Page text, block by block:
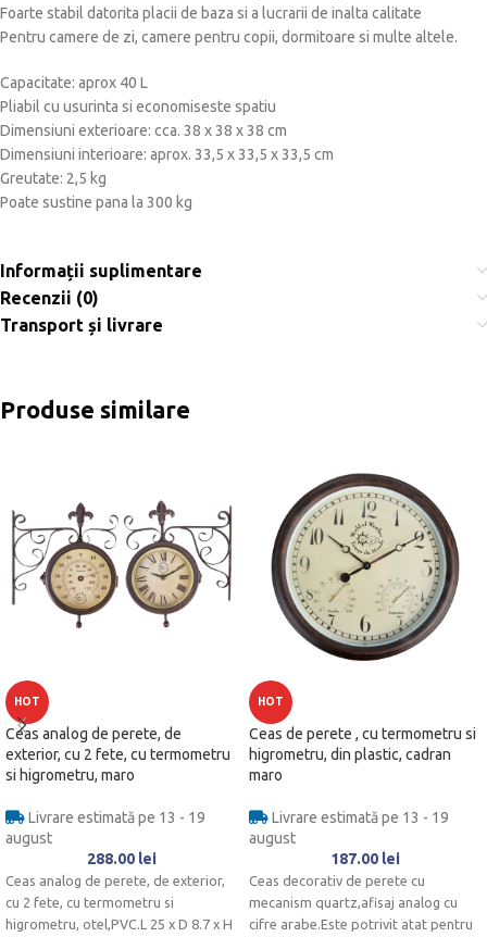
Foarte stabil datorita placii de baza si a lucrarii de inalta calitate
Pentru camere de zi, camere pentru copii, dormitoare si multe altele.
Capacitate: aprox 40 L
Pliabil cu usurinta si economiseste spatiu
Dimensiuni exterioare: cca. 38 x 38 x 38 cm
Dimensiuni interioare: aprox. 33,5 x 33,5 x 33,5 cm
Greutate: 2,5 kg
Poate sustine pana la 300 kg
Informații suplimentare
Recenzii (0)
Transport și livrare
Produse similare
HOT
Ceas analog de perete, de
exterior, cu 2 fete, cu termometru
si higrometru, maro
Livrare estimată pe 13 - 19
august
288.00 lei
Ceas analog de perete, de exterior,
cu 2 fete, cu termometru si
higrometru, otel,PVC.L 25 x D 8.7 x H
HOT
Ceas de perete , cu termometru si
higrometru, din plastic, cadran
maro
Livrare estimată pe 13 - 19
august
187.00 lei
Ceas decorativ de perete cu
mecanism quartz,afisaj analog cu
cifre arabe.Este potrivit atat pentru